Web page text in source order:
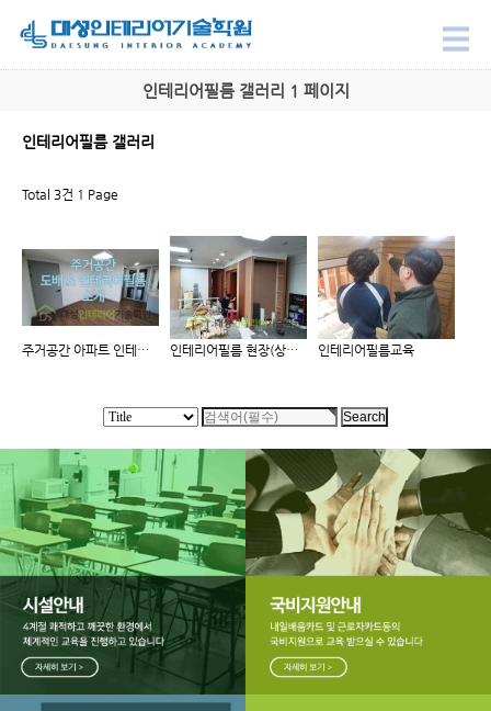
인테리어필름 갤러리 1 페이지
인테리어필름 갤러리
Total 3건 1 Page
주거공간 아파트 인테리어필름 인테리어필름 현장(상업시설) 인테리어필름교육